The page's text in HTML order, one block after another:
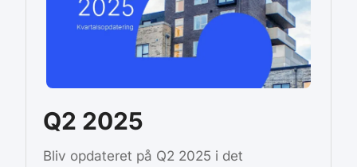
Q2 2025
Bliv opdateret på Q2 2025 i det